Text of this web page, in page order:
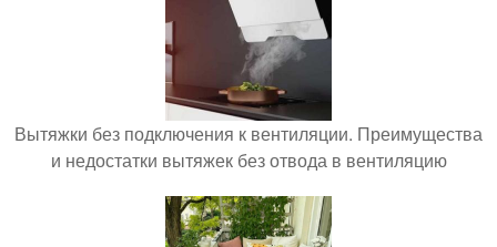
Вытяжки без подключения к вентиляции. Преимущества
и недостатки вытяжек без отвода в вентиляцию